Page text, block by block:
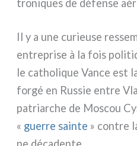
tro­ni­ques de défen­se
Il y a une curieu­se
entre­pri­se à la fois
le catho­li­que Vance est
for­gé en Russie entre
patriar­che de Moscou
« guer­re sain­te » con­tre